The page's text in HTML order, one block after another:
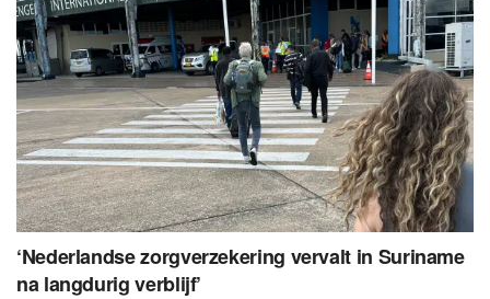
‘Nederlandse zorgverzekering vervalt in Suriname
na langdurig verblijf’